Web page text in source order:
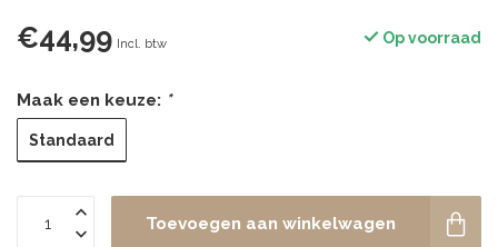
€44,99 Incl. btw Op voorraad
Maak een keuze: *
Standaard
Toevoegen aan winkelwagen